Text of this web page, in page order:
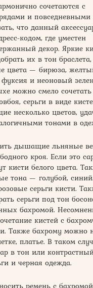
сочетаются с
и повседневными
что данный
кодом, где уместен
декор. Яркие
их в тон
цвета — бирюза,
и неоновый
можно смело
серьги в виде
несколько цветов,
тонами в
дышащие льняные
кроя. Если это
кисти белого цвета.
тона — голубой,
серьги кисти.
серьги под тон
бахромой.
кистей с
Также бахрому можно
платье. В таком
в тон или
и черная одежда.